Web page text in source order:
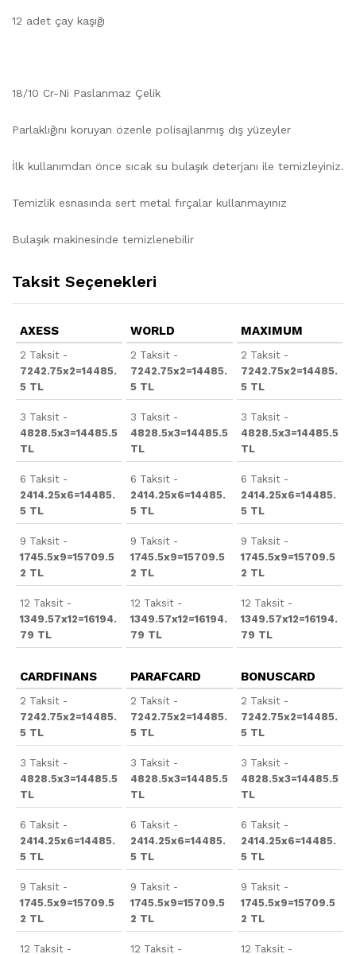
12 adet çay kaşığı
18/10 Cr-Ni Paslanmaz Çelik
Parlaklığını koruyan özenle polisajlanmış dış yüzeyler
İlk kullanımdan önce sıcak su bulaşık deterjanı ile temizleyiniz.
Temizlik esnasında sert metal fırçalar kullanmayınız
Bulaşık makinesinde temizlenebilir
Taksit Seçenekleri
AXESS
2 Taksit -
7242.75x2=14485.
5 TL
3 Taksit -
4828.5x3=14485.5
TL
6 Taksit -
2414.25x6=14485.
5 TL
9 Taksit -
1745.5x9=15709.5
2 TL
12 Taksit -
1349.57x12=16194.
79 TL
WORLD
2 Taksit -
7242.75x2=14485.
5 TL
3 Taksit -
4828.5x3=14485.5
TL
6 Taksit -
2414.25x6=14485.
5 TL
9 Taksit -
1745.5x9=15709.5
2 TL
12 Taksit -
1349.57x12=16194.
79 TL
MAXIMUM
2 Taksit -
7242.75x2=14485.
5 TL
3 Taksit -
4828.5x3=14485.5
TL
6 Taksit -
2414.25x6=14485.
5 TL
9 Taksit -
1745.5x9=15709.5
2 TL
12 Taksit -
1349.57x12=16194.
79 TL
CARDFINANS
2 Taksit -
7242.75x2=14485.
5 TL
3 Taksit -
4828.5x3=14485.5
TL
6 Taksit -
2414.25x6=14485.
5 TL
9 Taksit -
1745.5x9=15709.5
2 TL
12 Taksit -
PARAFCARD
2 Taksit -
7242.75x2=14485.
5 TL
3 Taksit -
4828.5x3=14485.5
TL
6 Taksit -
2414.25x6=14485.
5 TL
9 Taksit -
1745.5x9=15709.5
2 TL
12 Taksit -
BONUSCARD
2 Taksit -
7242.75x2=14485.
5 TL
3 Taksit -
4828.5x3=14485.5
TL
6 Taksit -
2414.25x6=14485.
5 TL
9 Taksit -
1745.5x9=15709.5
2 TL
12 Taksit -